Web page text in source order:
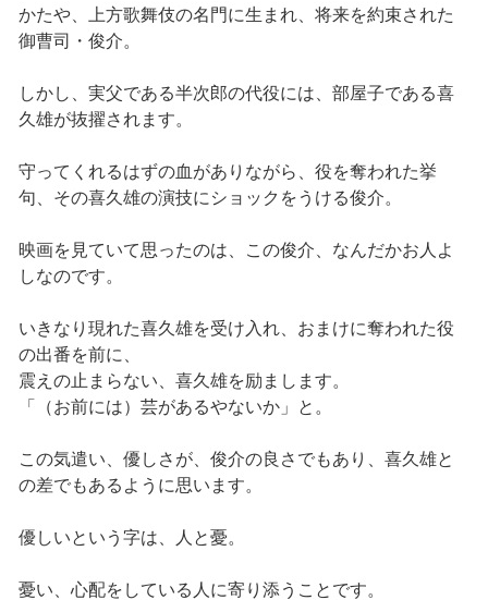
かたや、上方歌舞伎の名門に生まれ、将来を約束された
御曹司・俊介。
しかし、実父である半次郎の代役には、部屋子である喜
久雄が抜擢されます。
守ってくれるはずの血がありながら、役を奪われた挙
句、その喜久雄の演技にショックをうける俊介。
映画を見ていて思ったのは、この俊介、なんだかお人よ
しなのです。
いきなり現れた喜久雄を受け入れ、おまけに奪われた役
の出番を前に、
震えの止まらない、喜久雄を励まします。
「（お前には）芸があるやないか」と。
この気遣い、優しさが、俊介の良さでもあり、喜久雄と
の差でもあるように思います。
優しいという字は、人と憂。
憂い、心配をしている人に寄り添うことです。